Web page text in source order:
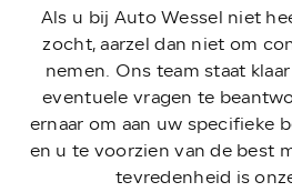
Als u bij Auto Wessel niet
zocht, aarzel dan niet om
nemen. Ons team staat
eventuele vragen te
ernaar om aan uw specifieke
en u te voorzien van de best
tevredenheid is